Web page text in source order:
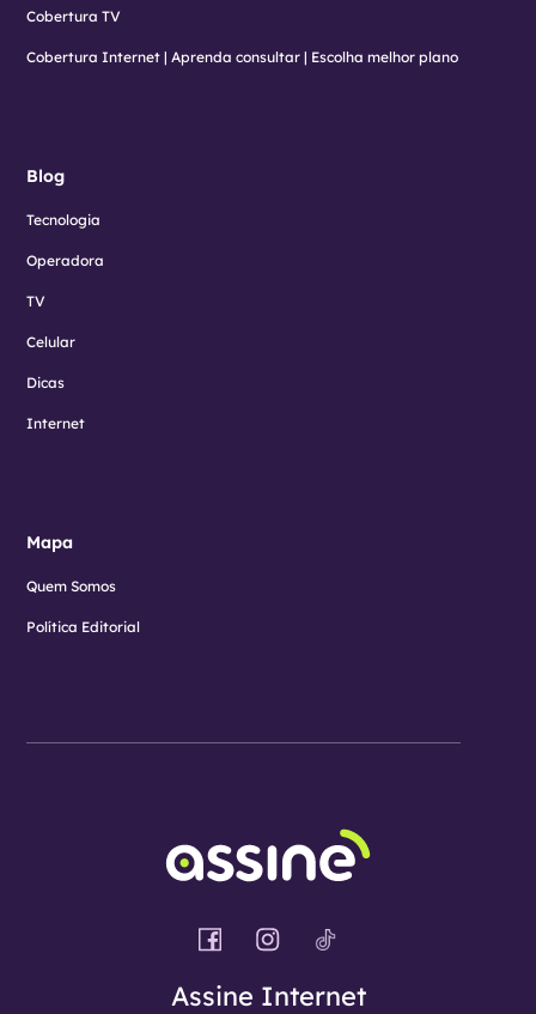
Cobertura TV
Cobertura Internet | Aprenda consultar | Escolha melhor plano
Blog
Tecnologia
Operadora
TV
Celular
Dicas
Internet
Mapa
Quem Somos
Política Editorial
Assine Internet